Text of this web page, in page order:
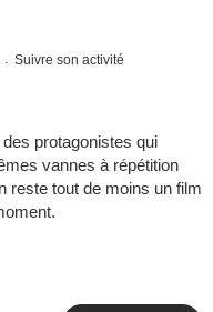
Suivre son activité
protagonistes qui
vannes à répétition
reste tout de moins un film